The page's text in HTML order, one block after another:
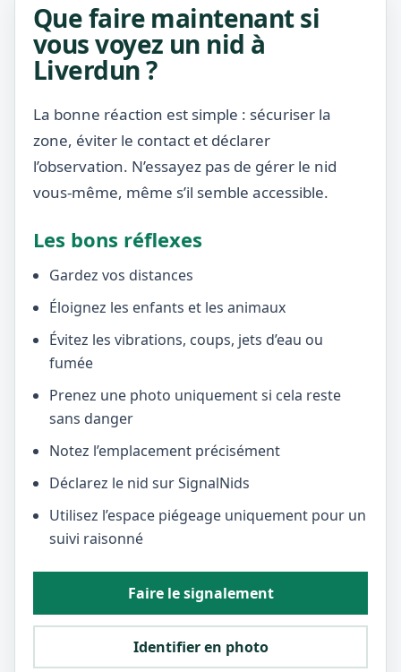
Que faire maintenant si
vous voyez un nid à
Liverdun ?
La bonne réaction est simple : sécuriser la
zone, éviter le contact et déclarer
l’observation. N’essayez pas de gérer le nid
vous-même, même s’il semble accessible.
Les bons réflexes
Gardez vos distances
Éloignez les enfants et les animaux
Évitez les vibrations, coups, jets d’eau ou
fumée
Prenez une photo uniquement si cela reste
sans danger
Notez l’emplacement précisément
Déclarez le nid sur SignalNids
Utilisez l’espace piégeage uniquement pour un
suivi raisonné
Faire le signalement
Identifier en photo